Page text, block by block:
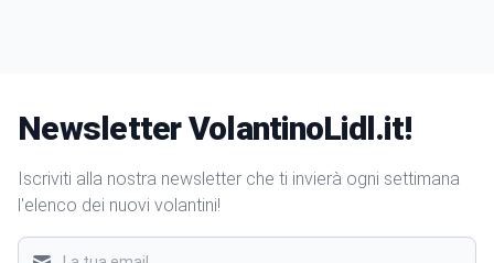
Newsletter VolantinoLidl.it!
Iscriviti alla nostra newsletter che ti invierà ogni settimana
l'elenco dei nuovi volantini!